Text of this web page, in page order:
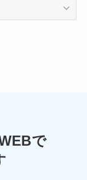
で